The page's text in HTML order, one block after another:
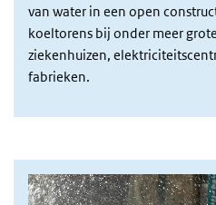
van water in een open
koeltorens bij onder meer
ziekenhuizen,
fabrieken.
Afbeelding